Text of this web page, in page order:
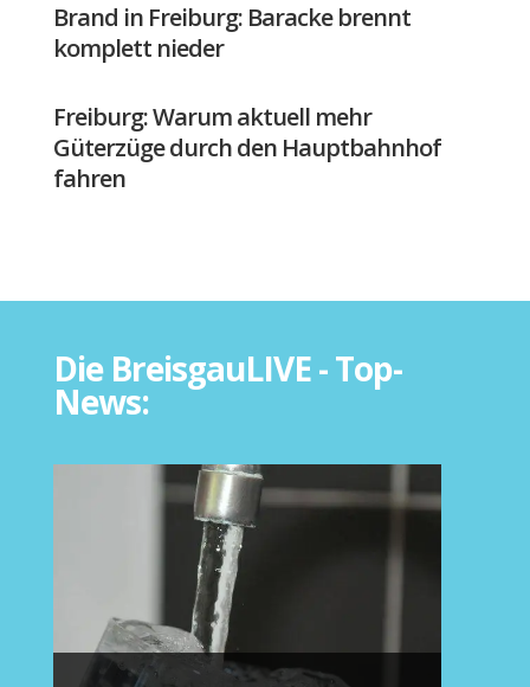
Brand in Freiburg: Baracke brennt
komplett nieder
Freiburg: Warum aktuell mehr
Güterzüge durch den Hauptbahnhof
fahren
Die BreisgauLIVE - Top-
News: